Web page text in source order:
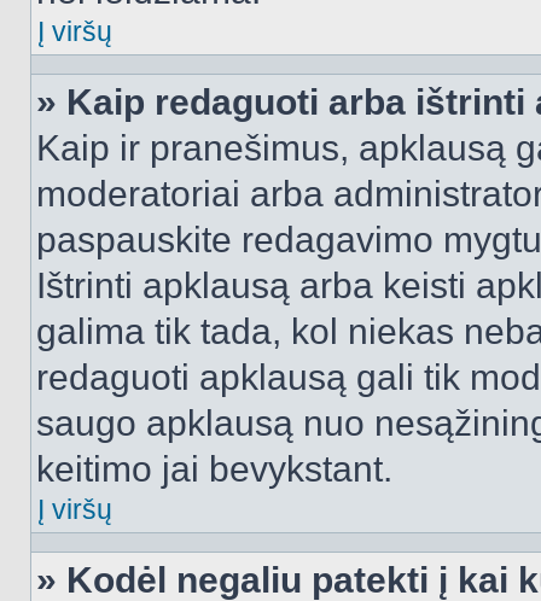
Į viršų
» Kaip redaguoti arba ištrinti
Kaip ir pranešimus, apklausą
moderatoriai arba
paspauskite redagavimo
Ištrinti apklausą arba keisti
galima tik tada, kol niekas
redaguoti apklausą gali tik
saugo apklausą nuo
keitimo jai bevykstant.
Į viršų
» Kodėl negaliu patekti į kai